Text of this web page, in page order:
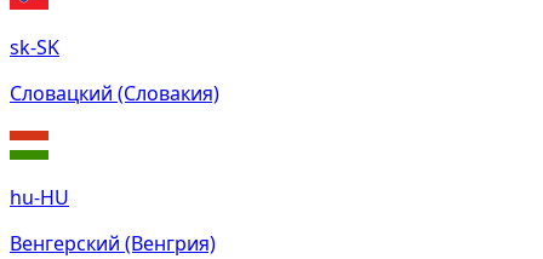
sk-SK
Словацкий (Словакия)
hu-HU
Венгерский (Венгрия)